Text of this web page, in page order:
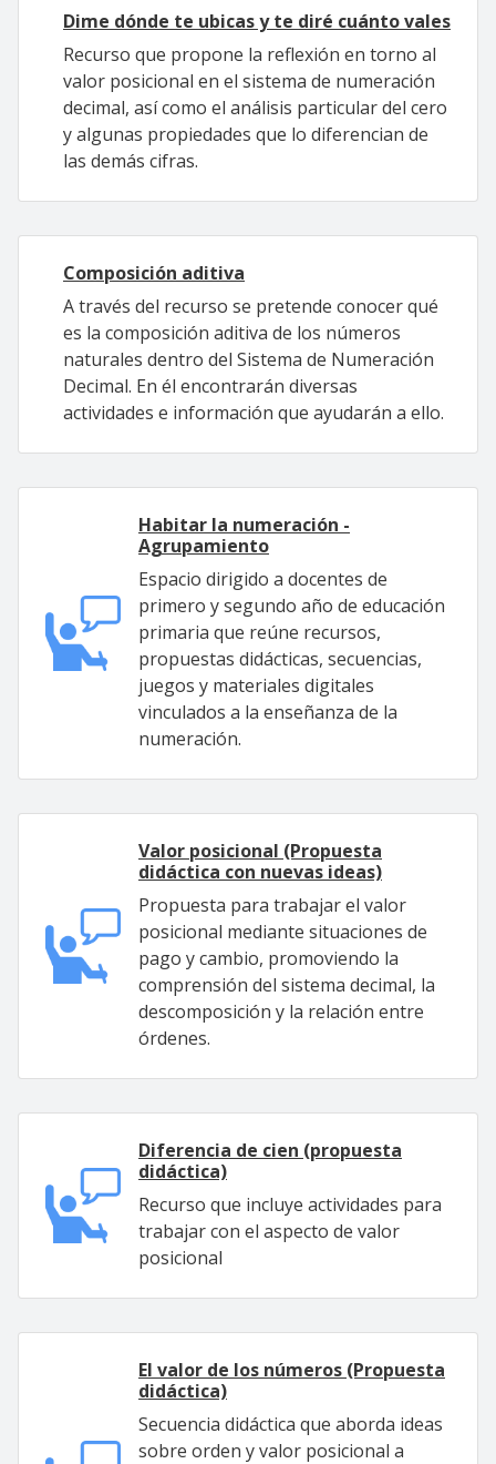
Dime dónde te ubicas y te diré cuánto vales
Recurso que propone la reflexión en torno al
valor posicional en el sistema de numeración
decimal, así como el análisis particular del cero
y algunas propiedades que lo diferencian de
las demás cifras.
Composición aditiva
A través del recurso se pretende conocer qué
es la composición aditiva de los números
naturales dentro del Sistema de Numeración
Decimal. En él encontrarán diversas
actividades e información que ayudarán a ello.
Habitar la numeración -
Agrupamiento
Espacio dirigido a docentes de
primero y segundo año de educación
primaria que reúne recursos,
propuestas didácticas, secuencias,
juegos y materiales digitales
vinculados a la enseñanza de la
numeración.
Valor posicional (Propuesta
didáctica con nuevas ideas)
Propuesta para trabajar el valor
posicional mediante situaciones de
pago y cambio, promoviendo la
comprensión del sistema decimal, la
descomposición y la relación entre
órdenes.
Diferencia de cien (propuesta
didáctica)
Recurso que incluye actividades para
trabajar con el aspecto de valor
posicional
El valor de los números (Propuesta
didáctica)
Secuencia didáctica que aborda ideas
sobre orden y valor posicional a